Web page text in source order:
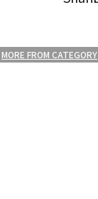
MORE FROM CATEGORY